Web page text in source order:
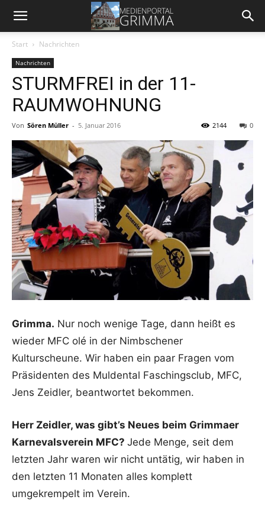
Start Nachrichten
Nachrichten
STURMFREI in der 11-
RAUMWOHNUNG
Von Sören Müller - 5. Januar 2016 0
2144
Grimma. Nur noch wenige Tage, dann heißt es
wieder MFC olé in der Nimbschener
Kulturscheune. Wir haben ein paar Fragen vom
Präsidenten des Muldental Faschingsclub, MFC,
Jens Zeidler, beantwortet bekommen.
Herr Zeidler, was gibt’s Neues beim Grimmaer
Karnevalsverein MFC? Jede Menge, seit dem
letzten Jahr waren wir nicht untätig, wir haben in
den letzten 11 Monaten alles komplett
umgekrempelt im Verein.